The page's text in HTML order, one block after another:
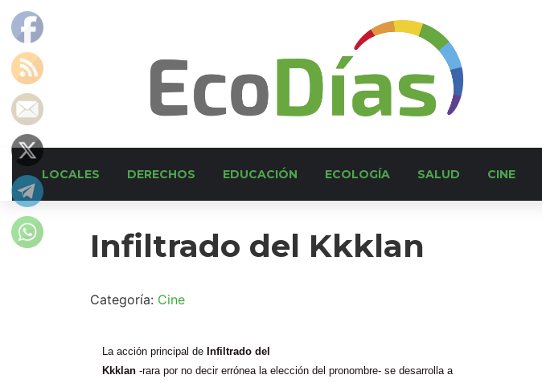
LOCALES DERECHOS EDUCACIÓN ECOLOGÍA SALUD CINE
Infiltrado del Kkklan
Categoría: Cine
La acción principal de Infiltrado del
Kkklan -rara por no decir errónea la elección del pronombre- se desarrolla a